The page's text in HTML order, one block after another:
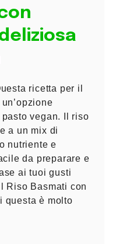
ricetta per il
vegan. Il riso
a un mix di
nutriente e
da preparare e
ai tuoi gusti
Riso Basmati con
questa è molto